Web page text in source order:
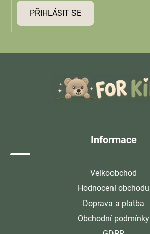
PŘIHLÁSIT SE
Informace
Velkoobchod
Hodnocení obchodu
Doprava a platba
Obchodní podmínky